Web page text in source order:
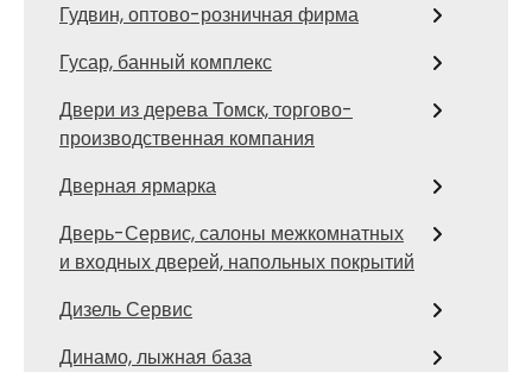
Гудвин, оптово-розничная фирма
Гусар, банный комплекс
Двери из дерева Томск, торгово-
производственная компания
Дверная ярмарка
Дверь-Сервис, салоны межкомнатных
и входных дверей, напольных покрытий
Дизель Сервис
Динамо, лыжная база